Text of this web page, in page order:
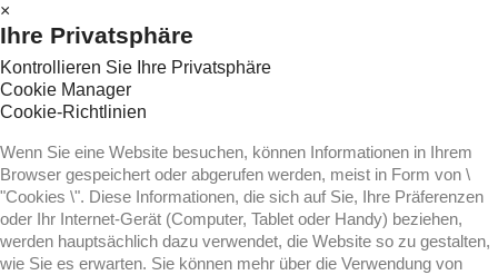
×
Ihre Privatsphäre
Kontrollieren Sie Ihre Privatsphäre
Cookie Manager
Cookie-Richtlinien
Wenn Sie eine Website besuchen, können Informationen in Ihrem
Browser gespeichert oder abgerufen werden, meist in Form von \
"Cookies \". Diese Informationen, die sich auf Sie, Ihre Präferenzen
oder Ihr Internet-Gerät (Computer, Tablet oder Handy) beziehen,
werden hauptsächlich dazu verwendet, die Website so zu gestalten,
wie Sie es erwarten. Sie können mehr über die Verwendung von